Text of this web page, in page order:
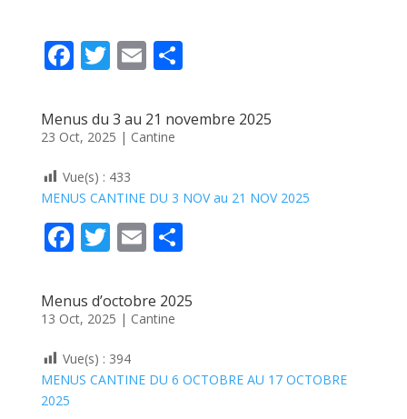
F
ac
e
b
o
o
k
T
w
itt
er
E
m
ai
l
P
ta
Menus du 3 au 21 novembre 2025
23 Oct, 2025 | Cantine
Vue(s) : 433
MENUS CANTINE DU 3 NOV au 21 NOV 2025
F
e
b
o
o
T
itt
er
E
ai
l
P
ta
Menus d’octobre 2025
13 Oct, 2025 | Cantine
Vue(s) : 394
MENUS CANTINE DU 6 OCTOBRE AU 17 OCTOBRE
2025